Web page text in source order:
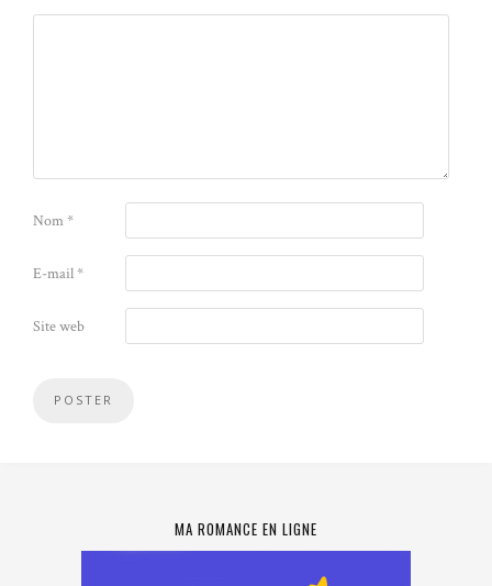
Nom*
E-mail*
Site web
MA ROMANCE EN LIGNE